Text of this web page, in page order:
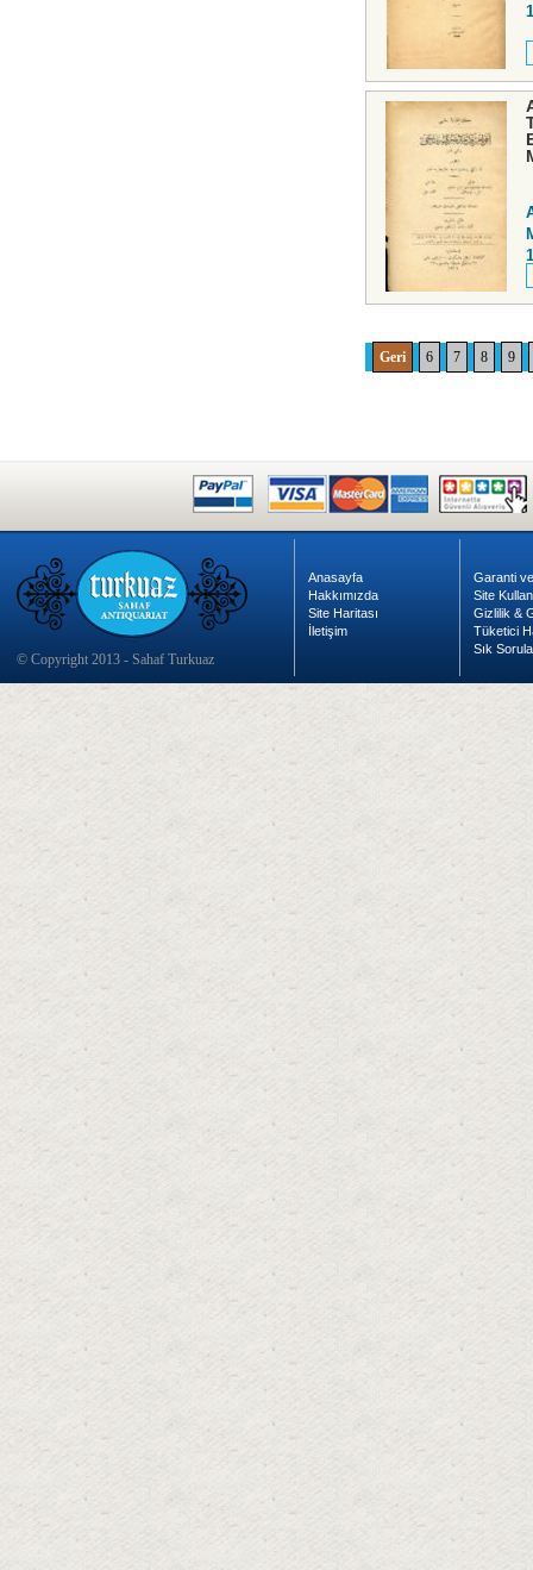
Geri 6 7 8 9
© Copyright 2013 - Sahaf Turkuaz
Anasayfa
Hakkımızda
Site Haritası
İletişim
Garanti
Site
Gizlilik &
Tüketici
Sık